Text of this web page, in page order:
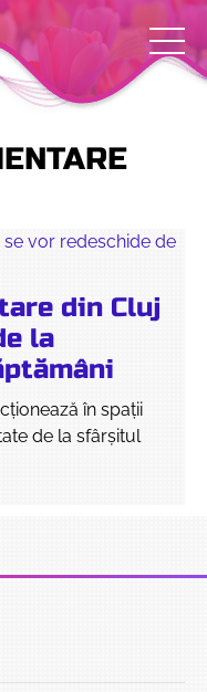
din Cluj
la
în spații
de la sfârșitul